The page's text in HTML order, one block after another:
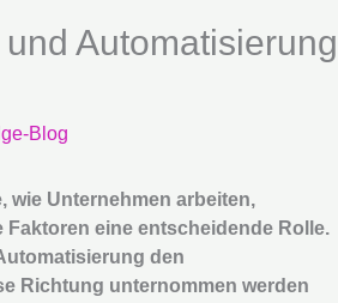
Automatisierung
Blog
wie Unternehmen arbeiten,
eine entscheidende Rolle.
den
Richtung unternommen werden